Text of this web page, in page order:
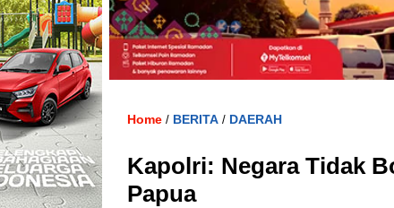
Home / BERITA / DAERAH
Kapolri: Negara Tidak
Papua